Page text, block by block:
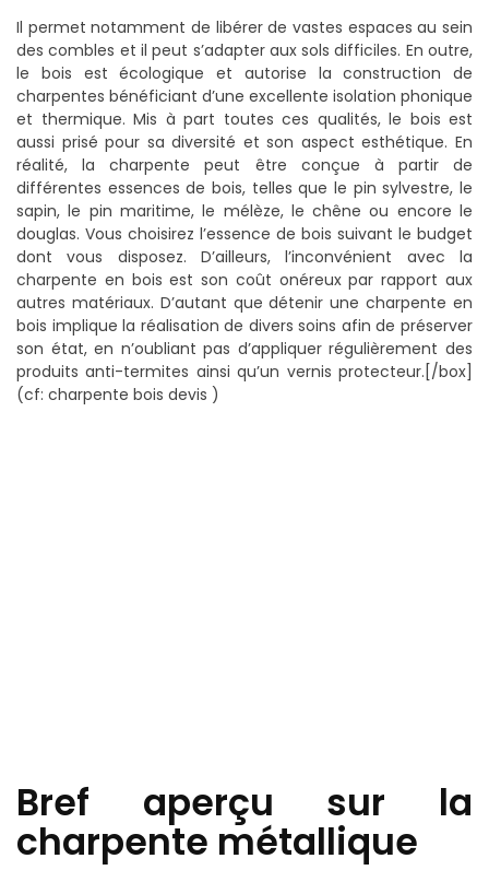
Il permet notamment de libérer de vastes espaces au sein
des combles et il peut s’adapter aux sols difficiles. En outre,
le bois est écologique et autorise la construction de
charpentes bénéficiant d’une excellente isolation phonique
et thermique. Mis à part toutes ces qualités, le bois est
aussi prisé pour sa diversité et son aspect esthétique. En
réalité, la charpente peut être conçue à partir de
différentes essences de bois, telles que le pin sylvestre, le
sapin, le pin maritime, le mélèze, le chêne ou encore le
douglas. Vous choisirez l’essence de bois suivant le budget
dont vous disposez. D’ailleurs, l’inconvénient avec la
charpente en bois est son coût onéreux par rapport aux
autres matériaux. D’autant que détenir une charpente en
bois implique la réalisation de divers soins afin de préserver
son état, en n’oubliant pas d’appliquer régulièrement des
produits anti-termites ainsi qu’un vernis protecteur.[/box]
(cf: charpente bois devis )
Bref aperçu sur la
charpente métallique